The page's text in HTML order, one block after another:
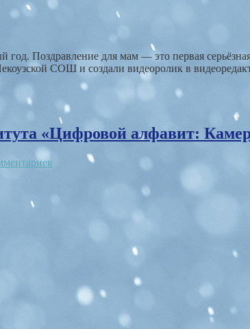
Поздравление для мам — это первая
СОШ и создали видеоролик в
«Цифровой алфавит: